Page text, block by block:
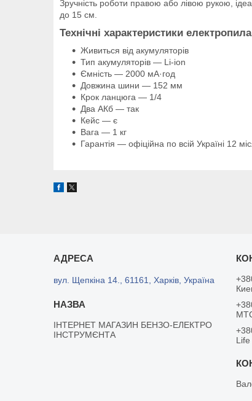
Зручність роботи правою або лівою рукою,
до 15 см.
Технічні характеристики
Живиться від акумуляторів
Тип акумуляторів — Li-ion
Ємність — 2000 мА·год
Довжина шини — 152 мм
Крок ланцюга — 1/4
Два АКб — так
Кейс — є
Вага — 1 кг
Гарантія — офіційна по всій Україні 12
вул. Щепкіна 14., 61161, Харків, Україна
ІНТЕРНЕТ МАГАЗИН БЕНЗО-ЕЛЕКТРО
ІНСТРУМЄНТА
Life